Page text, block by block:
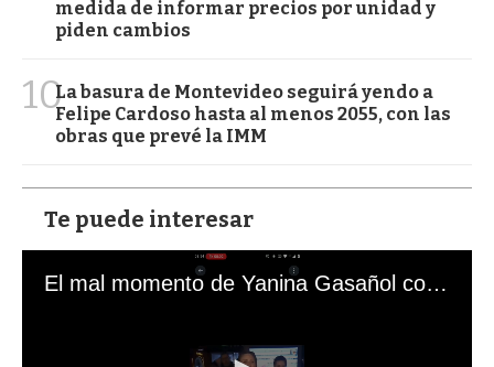
medida de informar precios por unidad y
piden cambios
10La basura de Montevideo seguirá yendo a
Felipe Cardoso hasta al menos 2055, con las
obras que prevé la IMM
Te puede interesar
El mal momento de Yanina Gasañol con un hincha argentino en "Subrayado"